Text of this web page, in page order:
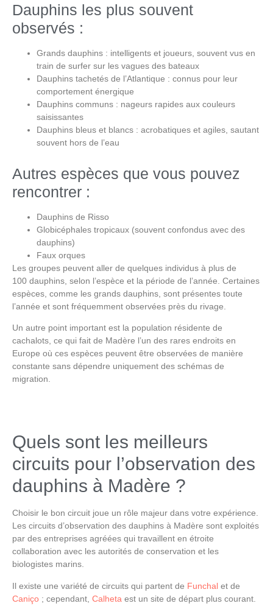
Dauphins les plus souvent
observés :
Grands dauphins : intelligents et joueurs, souvent vus en
train de surfer sur les vagues des bateaux
Dauphins tachetés de l’Atlantique : connus pour leur
comportement énergique
Dauphins communs : nageurs rapides aux couleurs
saisissantes
Dauphins bleus et blancs : acrobatiques et agiles, sautant
souvent hors de l’eau
Autres espèces que vous pouvez
rencontrer :
Dauphins de Risso
Globicéphales tropicaux (souvent confondus avec des
dauphins)
Faux orques
Les groupes peuvent aller de quelques individus à plus de
100 dauphins, selon l’espèce et la période de l’année. Certaines
espèces, comme les grands dauphins, sont présentes toute
l’année et sont fréquemment observées près du rivage.
Un autre point important est la population résidente de
cachalots, ce qui fait de Madère l’un des rares endroits en
Europe où ces espèces peuvent être observées de manière
constante sans dépendre uniquement des schémas de
migration.
Quels sont les meilleurs
circuits pour l’observation des
dauphins à Madère ?
Choisir le bon circuit joue un rôle majeur dans votre expérience.
Les circuits d’observation des dauphins à Madère sont exploités
par des entreprises agréées qui travaillent en étroite
collaboration avec les autorités de conservation et les
biologistes marins.
Il existe une variété de circuits qui partent de Funchal et de
Caniço ; cependant, Calheta est un site de départ plus courant.